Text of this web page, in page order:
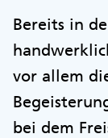
Bereits in
vor allem
bei dem